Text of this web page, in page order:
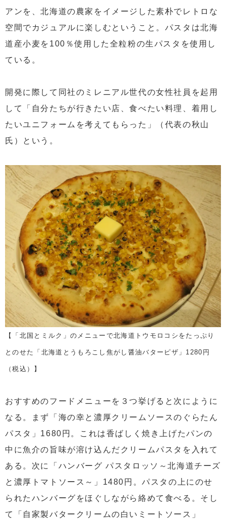
アンを、北海道の農家をイメージした素朴でレトロな
空間でカジュアルに楽しむということ。パスタは北海
道産小麦を100％使用した全粒粉の生パスタを使用し
ている。
開発に際して同社のミレニアル世代の女性社員を起用
して「自分たちが行きたい店、食べたい料理、着用し
たいユニフォームを考えてもらった」（代表の秋山
氏）という。
【「北国とミルク」のメニューで北海道トウモロコシをたっぷり
とのせた「北海道とうもろこし焦がし醤油バターピザ」1280円
（税込）】
おすすめのフードメニューを３つ挙げると次にように
なる。まず「海の幸と濃厚クリームソースのぐらたん
パスタ」1680円。これは香ばしく焼き上げたパンの
中に魚介の旨味が溶け込んだクリームパスタを入れて
ある。次に「ハンバーグ パスタロッソ～北海道チーズ
と濃厚トマトソース～」1480円。パスタの上にのせ
られたハンバーグをほぐしながら絡めて食べる。そし
て「自家製バタークリームの白いミートソース」